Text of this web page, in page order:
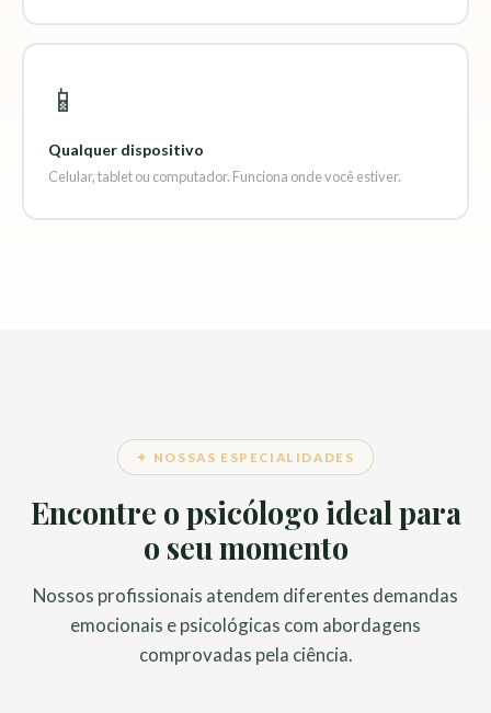
📱
Qualquer dispositivo
Celular, tablet ou computador. Funciona onde você estiver.
✦ NOSSAS ESPECIALIDADES
Encontre o psicólogo ideal para
o seu momento
Nossos profissionais atendem diferentes demandas
emocionais e psicológicas com abordagens
comprovadas pela ciência.